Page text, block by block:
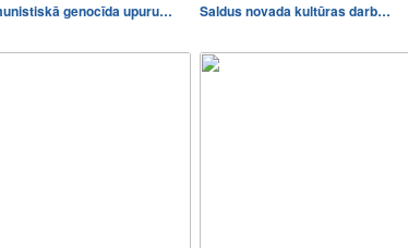
genocīda upuru… Saldus novada kultūras darb…